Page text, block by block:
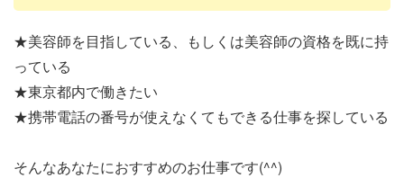
★美容師を目指している、もしくは美容師の資格を既に持
っている
★東京都内で働きたい
★携帯電話の番号が使えなくてもできる仕事を探している
そんなあなたにおすすめのお仕事です(^^)